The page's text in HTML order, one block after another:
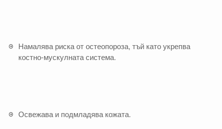
Намалява риска от остеопороза, тъй като укрепва
костно-мускулната система.
Освежава и подмладява кожата.